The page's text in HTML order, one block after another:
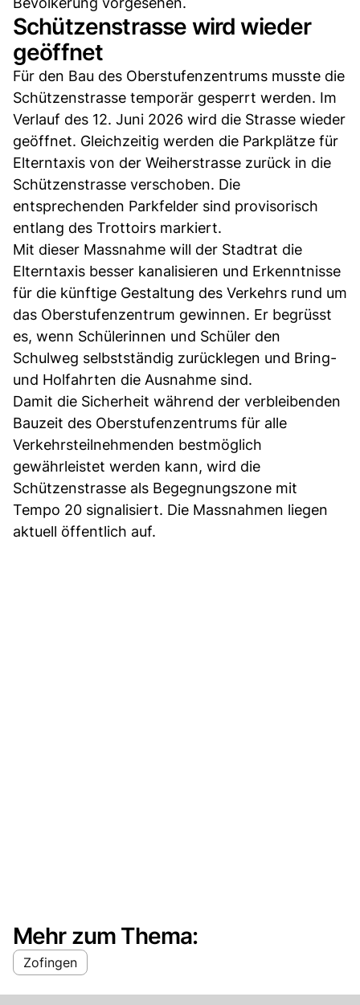
Schützenstrasse wird wieder
geöffnet
Für den Bau des Oberstufenzentrums musste die
Schützenstrasse temporär gesperrt werden. Im
Verlauf des 12. Juni 2026 wird die Strasse wieder
geöffnet. Gleichzeitig werden die Parkplätze für
Elterntaxis von der Weiherstrasse zurück in die
Schützenstrasse verschoben. Die
entsprechenden Parkfelder sind provisorisch
entlang des Trottoirs markiert.
Mit dieser Massnahme will der Stadtrat die
Elterntaxis besser kanalisieren und Erkenntnisse
für die künftige Gestaltung des Verkehrs rund um
das Oberstufenzentrum gewinnen. Er begrüsst
es, wenn Schülerinnen und Schüler den
Schulweg selbstständig zurücklegen und Bring-
und Holfahrten die Ausnahme sind.
Damit die Sicherheit während der verbleibenden
Bauzeit des Oberstufenzentrums für alle
Verkehrsteilnehmenden bestmöglich
gewährleistet werden kann, wird die
Schützenstrasse als Begegnungszone mit
Tempo 20 signalisiert. Die Massnahmen liegen
aktuell öffentlich auf.
Mehr zum Thema:
Zofingen